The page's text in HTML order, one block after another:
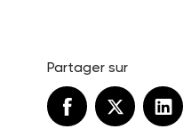
Partager sur